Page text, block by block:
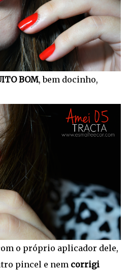
BOM, bem docinho,
o próprio aplicador dele,
pincel e nem corrigi